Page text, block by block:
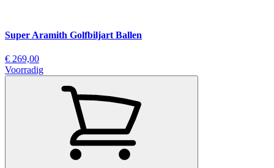
Super Aramith Golfbiljart Ballen
€ 269,00
Voorradig